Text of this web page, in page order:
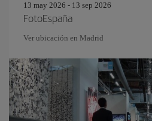
13 may 2026 - 13 sep 2026
FotoEspaña
Ver ubicación en Madrid